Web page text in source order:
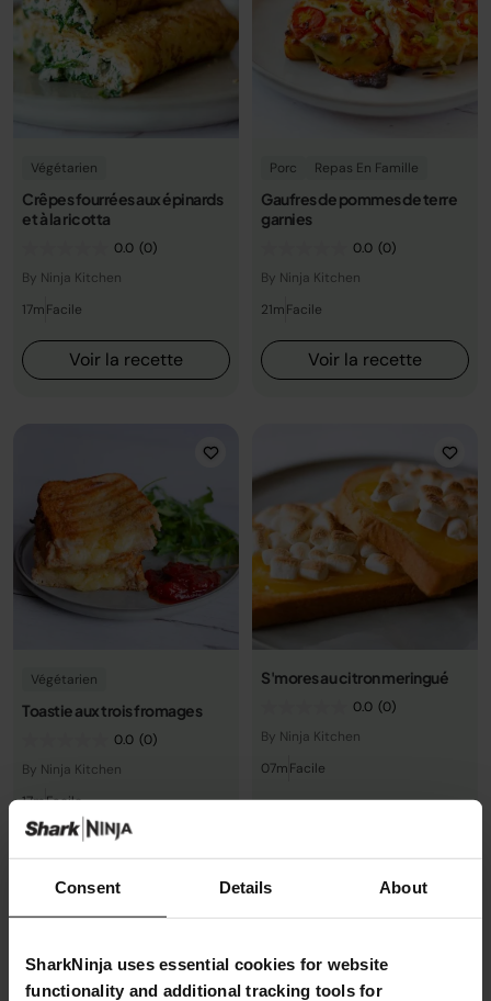
Consent Details About
SharkNinja uses essential cookies for website
functionality and additional tracking tools for
Végétarien
Crêpes fourrées aux épinards
et à la ricotta
0.0 (0)
By Ninja Kitchen
17mFacile
Voir la recette
Porc Repas En Famille
Gaufres de pommes de terre
garnies
0.0 (0)
By Ninja Kitchen
21mFacile
Voir la recette
Végétarien
Toastie aux trois fromages
0.0 (0)
By Ninja Kitchen
17mFacile
S'mores au citron meringué
0.0 (0)
By Ninja Kitchen
07mFacile